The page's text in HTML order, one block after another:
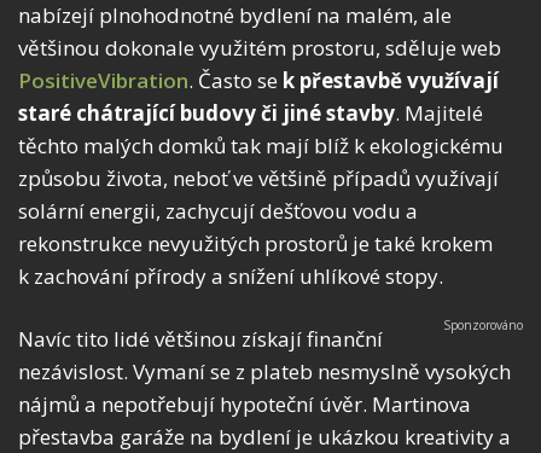
nabízejí plnohodnotné bydlení na malém, ale
většinou dokonale využitém prostoru, sděluje web
PositiveVibration. Často se k přestavbě využívají
staré chátrající budovy či jiné stavby. Majitelé
těchto malých domků tak mají blíž k ekologickému
způsobu života, neboť ve většině případů využívají
solární energii, zachycují dešťovou vodu a
rekonstrukce nevyužitých prostorů je také krokem
k zachování přírody a snížení uhlíkové stopy.
Navíc tito lidé většinou získají finanční
nezávislost. Vymaní se z plateb nesmyslně vysokých
nájmů a nepotřebují hypoteční úvěr. Martinova
přestavba garáže na bydlení je ukázkou kreativity a